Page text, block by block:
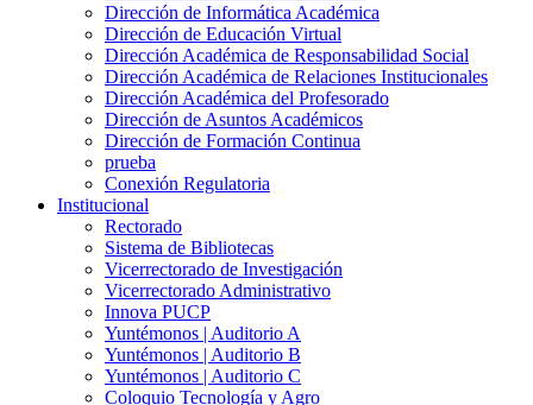
Dirección de Informática Académica
Dirección de Educación Virtual
Dirección Académica de Responsabilidad Social
Dirección Académica de Relaciones Institucionales
Dirección Académica del Profesorado
Dirección de Asuntos Académicos
Dirección de Formación Continua
prueba
Conexión Regulatoria
Institucional
Rectorado
Sistema de Bibliotecas
Vicerrectorado de Investigación
Vicerrectorado Administrativo
Innova PUCP
Yuntémonos | Auditorio A
Yuntémonos | Auditorio B
Yuntémonos | Auditorio C
Coloquio Tecnología y Agro